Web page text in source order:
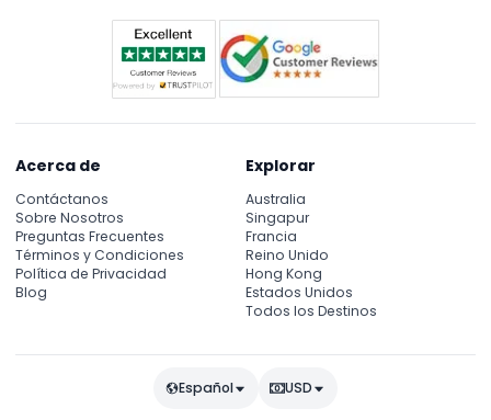
Acerca de
Contáctanos
Sobre Nosotros
Preguntas Frecuentes
Términos y Condiciones
Política de Privacidad
Blog
Explorar
Australia
Singapur
Francia
Reino Unido
Hong Kong
Estados Unidos
Todos los Destinos
Español USD